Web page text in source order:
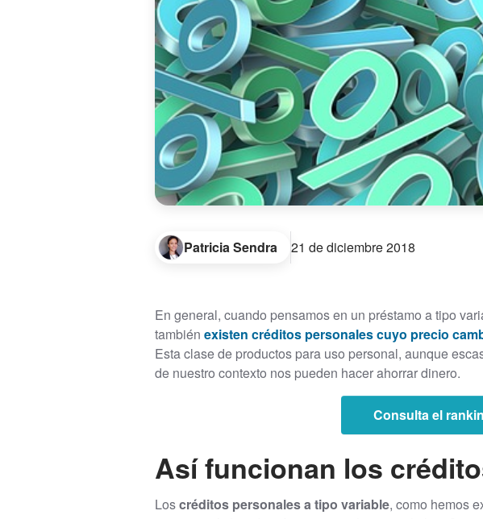
Patricia Sendra 21 de diciembre 2018
En general, cuando pensamos en un préstamo a tipo
también existen créditos personales cuyo precio
Esta clase de productos para uso personal, aunque
de nuestro contexto nos pueden hacer ahorrar dinero.
Consulta el
Así funcionan los
Loscréditos personales a tipo variable, como hemos